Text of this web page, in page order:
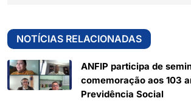
NOTÍCIAS RELACIONADAS
ANFIP participa de
comemoração aos 103
Previdência Social